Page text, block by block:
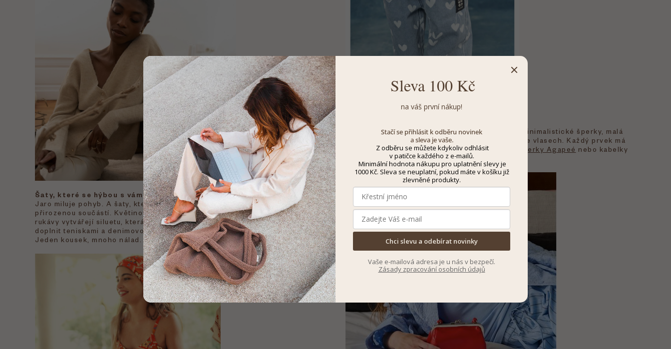
Šaty, které se hýbou s vámi
Jaro miluje pohyb. A šaty, které splývají s každým krokem, jsou jeho
přirozenou součástí. Květinové vzory, jemné řasení, midi délky i romantické
rukávy vytvářejí siluetu, která je ženská, ale ne okázalá. Přes den je můžete
doplnit teniskami a denimovou bundou, večer stačí sandálky a jemné šperky.
Jeden kousek, mnoho nálad. Zkuste šatySisters Department.
Jaro není o křiku, ale o jemném akcentu. Zlaté minimalistické šperky, malá
kabelka přes rameno, hedvábný šátek uvázaný ve vlasech. Každý prvek má
své místo a společně vytvářejí příběh. Zkuste
šperky Agapeé nebo kabelky
Sleva 100 Kč
na váš první nákup!
Stačí se přihlásit k odběru novinek
a sleva je vaše.
Z odběru se můžete kdykoliv odhlásit
v patičce každého z e-mailů.
Minimální hodnota nákupu pro uplatnění slevy je
1000 Kč. Sleva se neuplatní, pokud máte v košíku již
zlevněné produkty.
Chci slevu a odebírat novinky
Vaše e-mailová adresa je u nás v bezpečí.
Zásady zpracování osobních údajů